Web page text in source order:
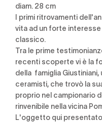
diam. 28 cm
I primi ritrovamenti dell'antica Ercolano e Pompei diedero
vita ad un forte
classico.
Tra le prime
recenti scoperte vi è la
della famiglia
ceramisti, che trovò la
proprio nel campionario
rinvenibile nella vicina
L'oggetto qui